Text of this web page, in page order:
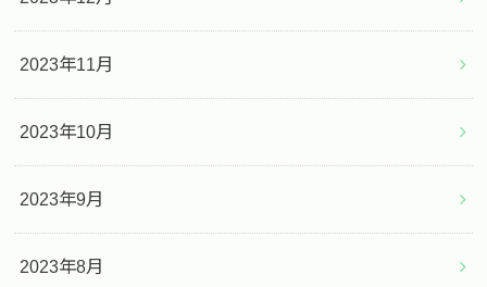
2023年11月
2023年10月
2023年9月
2023年8月